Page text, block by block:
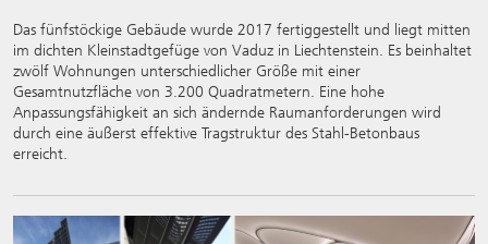
Das fünfstöckige Gebäude wurde 2017 fertiggestellt und liegt mitten
im dichten Kleinstadtgefüge von Vaduz in Liechtenstein. Es beinhaltet
zwölf Wohnungen unterschiedlicher Größe mit einer
Gesamtnutzfläche von 3.200 Quadratmetern. Eine hohe
Anpassungsfähigkeit an sich ändernde Raumanforderungen wird
durch eine äußerst effektive Tragstruktur des Stahl-Betonbaus
erreicht.